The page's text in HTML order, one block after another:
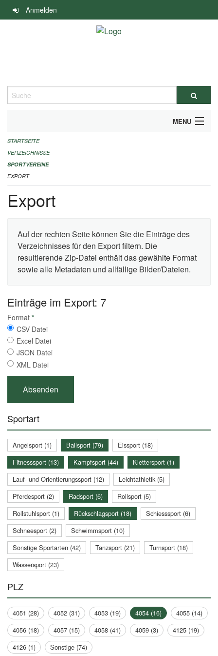
Navigation
überspringen
Anmelden
Suche
MENU
ALLGEMEINE INFORMATIONEN
FINANZIELLE UNTERSTÜTZUNG BENÖTIGT?
KONTAKT
STARTSEITE
VERZEICHNISSE
SPORTVEREINE
EXPORT
Export
Auf der rechten Seite können Sie die Einträge des
Verzeichnisses für den Export filtern. Die
resultierende Zip-Datei enthält das gewählte Format
sowie alle Metadaten und allfällige Bilder/Dateien.
Einträge im Export: 7
Format *
CSV Datei
Excel Datei
JSON Datei
XML Datei
Sportart
Angelsport (1) Ballsport (79)
Eissport (18)
Fitnesssport (13)
Kampfsport (44)
Klettersport (1)
Lauf- und Orientierungssport (12)
Leichtathletik (5)
Pferdesport (2)
Radsport (6)
Rollsport (5)
Rollstuhlsport (1)
Rückschlagsport (18)
Schiesssport (6)
Schneesport (2)
Schwimmsport (10)
Sonstige Sportarten (42)
Tanzsport (21)
Turnsport (18)
Wassersport (23)
PLZ
4051 (28) 4052 (31) 4053 (19) 4054 (16)
4055 (14)
4056 (18)
4057 (15) 4058 (41) 4059 (3)
4125 (19)
4126 (1)
Sonstige (74)